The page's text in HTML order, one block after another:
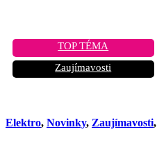
TOP TÉMA
Zaujímavosti
Elektro, Novinky, Zaujímavosti,